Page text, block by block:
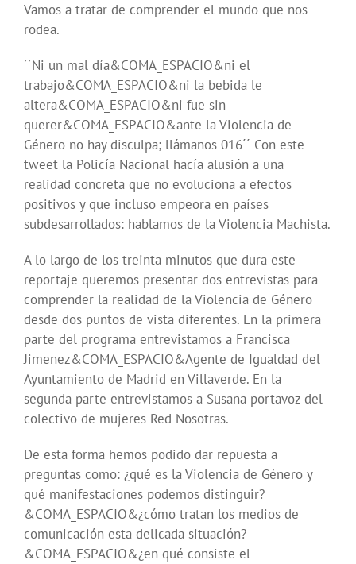
Vamos a tratar de comprender el mundo que nos
rodea.
´´Ni un mal día&COMA_ESPACIO&ni el
trabajo&COMA_ESPACIO&ni la bebida le
altera&COMA_ESPACIO&ni fue sin
querer&COMA_ESPACIO&ante la Violencia de
Género no hay disculpa; llámanos 016´´ Con este
tweet la Policía Nacional hacía alusión a una
realidad concreta que no evoluciona a efectos
positivos y que incluso empeora en países
subdesarrollados: hablamos de la Violencia Machista.
A lo largo de los treinta minutos que dura este
reportaje queremos presentar dos entrevistas para
comprender la realidad de la Violencia de Género
desde dos puntos de vista diferentes. En la primera
parte del programa entrevistamos a Francisca
Jimenez&COMA_ESPACIO&Agente de Igualdad del
Ayuntamiento de Madrid en Villaverde. En la
segunda parte entrevistamos a Susana portavoz del
colectivo de mujeres Red Nosotras.
De esta forma hemos podido dar repuesta a
preguntas como: ¿qué es la Violencia de Género y
qué manifestaciones podemos distinguir?
&COMA_ESPACIO&¿cómo tratan los medios de
comunicación esta delicada situación?
&COMA_ESPACIO&¿en qué consiste el